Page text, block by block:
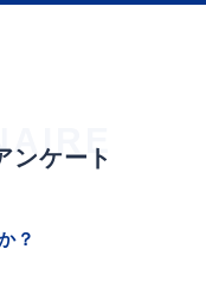
「はまナビ」
ンケート
？